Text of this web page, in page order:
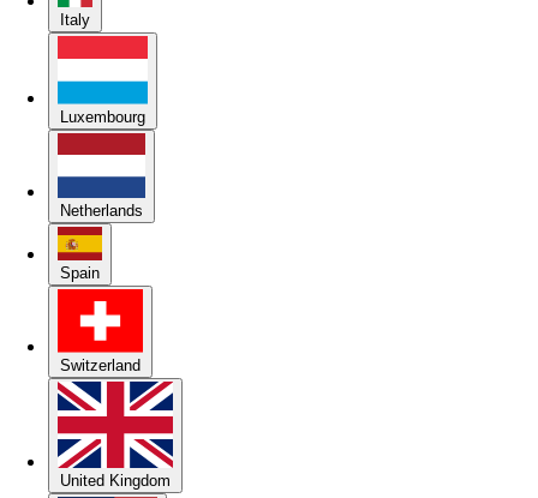
Italy
Luxembourg
Netherlands
Spain
Switzerland
United Kingdom